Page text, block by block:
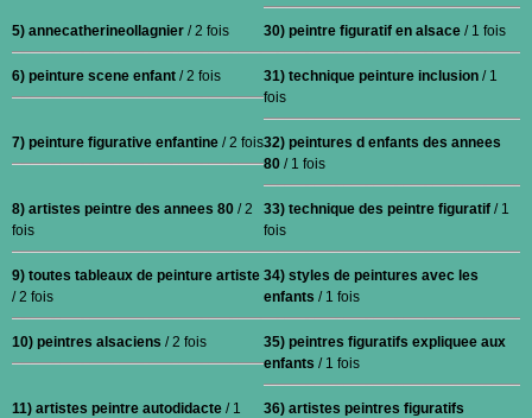
5) annecatherineollagnier / 2 fois 30) peintre figuratif en alsace / 1 fois
6) peinture scene enfant / 2 fois 31) technique peinture inclusion / 1
fois
7) peinture figurative enfantine / 2 fois32) peintures d enfants des annees
80 / 1 fois
8) artistes peintre des annees 80 / 2
fois
33) technique des peintre figuratif / 1
fois
9) toutes tableaux de peinture artiste
/ 2 fois
34) styles de peintures avec les
enfants / 1 fois
10) peintres alsaciens / 2 fois
35) peintres figuratifs expliquee aux
enfants / 1 fois
11) artistes peintre autodidacte / 1
36) artistes peintres figuratifs